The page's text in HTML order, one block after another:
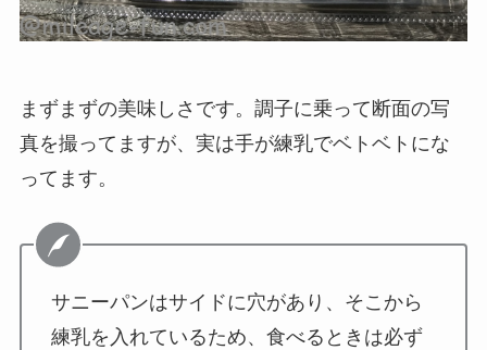
まずまずの美味しさです。調子に乗って断面の写
真を撮ってますが、実は手が練乳でベトベトにな
ってます。
サニーパンはサイドに穴があり、そこから
練乳を入れているため、食べるときは必ず